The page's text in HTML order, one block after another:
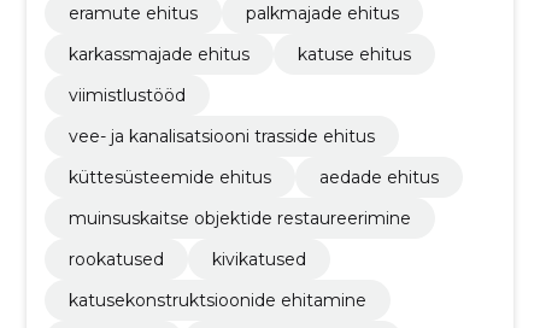
eramute ehitus
palkmajade ehitus
karkassmajade ehitus
katuse ehitus
viimistlustööd
vee- ja kanalisatsiooni trasside ehitus
küttesüsteemide ehitus
aedade ehitus
muinsuskaitse objektide restaureerimine
rookatused
kivikatused
katusekonstruktsioonide ehitamine